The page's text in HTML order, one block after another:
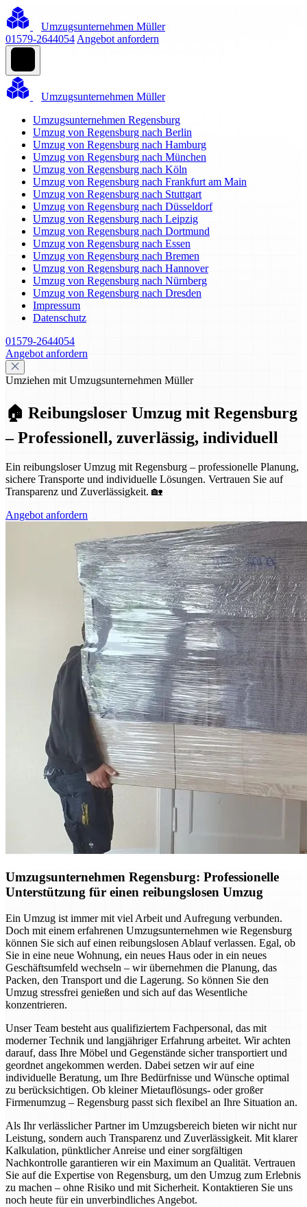
Umzugsunternehmen Müller
01579-2644054 Angebot anfordern
Umzugsunternehmen Müller
Umzugsunternehmen Regensburg
Umzug von Regensburg nach Berlin
Umzug von Regensburg nach Hamburg
Umzug von Regensburg nach München
Umzug von Regensburg nach Köln
Umzug von Regensburg nach Frankfurt am Main
Umzug von Regensburg nach Stuttgart
Umzug von Regensburg nach Düsseldorf
Umzug von Regensburg nach Leipzig
Umzug von Regensburg nach Dortmund
Umzug von Regensburg nach Essen
Umzug von Regensburg nach Bremen
Umzug von Regensburg nach Hannover
Umzug von Regensburg nach Nürnberg
Umzug von Regensburg nach Dresden
Impressum
Datenschutz
01579-2644054
Angebot anfordern
Umziehen mit Umzugsunternehmen Müller
🏠 Reibungsloser Umzug mit Regensburg
– Professionell, zuverlässig, individuell
Ein reibungsloser Umzug mit Regensburg – professionelle Planung,
sichere Transporte und individuelle Lösungen. Vertrauen Sie auf
Transparenz und Zuverlässigkeit. 🏡
Angebot anfordern
Umzugsunternehmen Regensburg: Professionelle
Unterstützung für einen reibungslosen Umzug
Ein Umzug ist immer mit viel Arbeit und Aufregung verbunden.
Doch mit einem erfahrenen Umzugsunternehmen wie Regensburg
können Sie sich auf einen reibungslosen Ablauf verlassen. Egal, ob
Sie in eine neue Wohnung, ein neues Haus oder in ein neues
Geschäftsumfeld wechseln – wir übernehmen die Planung, das
Packen, den Transport und die Lagerung. So können Sie den
Umzug stressfrei genießen und sich auf das Wesentliche
konzentrieren.
Unser Team besteht aus qualifiziertem Fachpersonal, das mit
moderner Technik und langjähriger Erfahrung arbeitet. Wir achten
darauf, dass Ihre Möbel und Gegenstände sicher transportiert und
geordnet angekommen werden. Dabei setzen wir auf eine
individuelle Beratung, um Ihre Bedürfnisse und Wünsche optimal
zu berücksichtigen. Ob kleiner Mietauflösungs- oder großer
Firmenumzug – Regensburg passt sich flexibel an Ihre Situation an.
Als Ihr verlässlicher Partner im Umzugsbereich bieten wir nicht nur
Leistung, sondern auch Transparenz und Zuverlässigkeit. Mit klarer
Kalkulation, pünktlicher Anreise und einer sorgfältigen
Nachkontrolle garantieren wir ein Maximum an Qualität. Vertrauen
Sie auf die Expertise von Regensburg, um den Umzug zum Erlebnis
zu machen – ohne Risiko und mit Sicherheit. Kontaktieren Sie uns
noch heute für ein unverbindliches Angebot.